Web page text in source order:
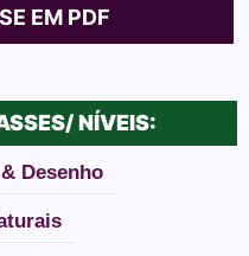
EM PDF
NÍVEIS:
Desenho